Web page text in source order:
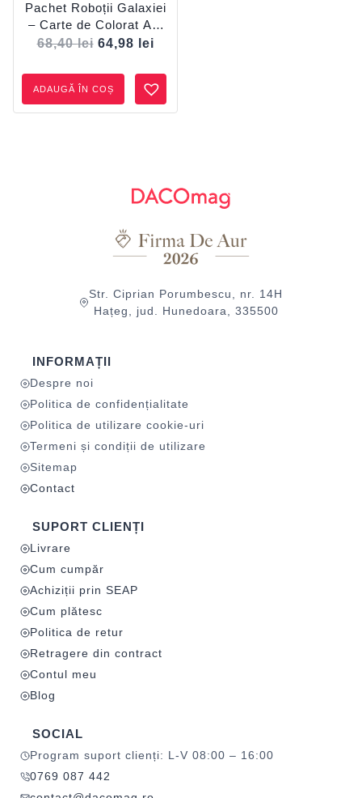
Pachet Roboții Galaxiei
– Carte de Colorat A4,
24 Creioane Colorate
Ascuțitoare
68,40lei 64,98 lei
ADAUGĂ ÎN COȘ
Str. Ciprian Porumbescu, nr. 14H
Hațeg, jud. Hunedoara, 335500
INFORMAȚII
Despre noi
Politica de confidențialitate
Politica de utilizare cookie-uri
Termeni și condiții de utilizare
Sitemap
Contact
SUPORT CLIENȚI
Livrare
Cum cumpăr
Achiziții prin SEAP
Cum plătesc
Politica de retur
Retragere din contract
Contul meu
Blog
SOCIAL
Program suport clienți: L-V 08:00 – 16:00
0769 087 442